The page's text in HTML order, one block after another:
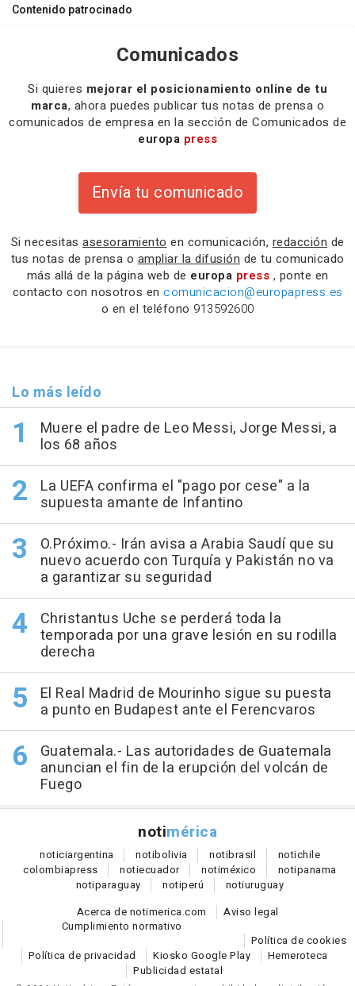
Contenido patrocinado
Comunicados
Si quieres mejorar el posicionamiento online de tu
marca, ahora puedes publicar tus notas de prensa o
comunicados de empresa en la sección de Comunicados de
europa press
Envía tu comunicado
Si necesitas asesoramiento en comunicación, redacción de
tus notas de prensa o ampliar la difusión de tu comunicado
más allá de la página web de europa press , ponte en
contacto con nosotros en comunicacion@europapress.es
o en el teléfono 913592600
Lo más leído
Muere el padre de Leo Messi, Jorge Messi, a
los 68 años
La UEFA confirma el "pago por cese" a la
supuesta amante de Infantino
O.Próximo.- Irán avisa a Arabia Saudí que su
nuevo acuerdo con Turquía y Pakistán no va
a garantizar su seguridad
Christantus Uche se perderá toda la
temporada por una grave lesión en su rodilla
derecha
El Real Madrid de Mourinho sigue su puesta
a punto en Budapest ante el Ferencvaros
Guatemala.- Las autoridades de Guatemala
anuncian el fin de la erupción del volcán de
Fuego
notimérica
noticiargentina notibolivia notibrasil notichile
colombiapress notiecuador notiméxico notipanama
notiparaguay notiperú notiuruguay
Acerca de notimerica.com
Aviso legal
Cumplimiento normativo
Política de cookies
Política de privacidad
Kiosko Google Play
Hemeroteca
Publicidad estatal